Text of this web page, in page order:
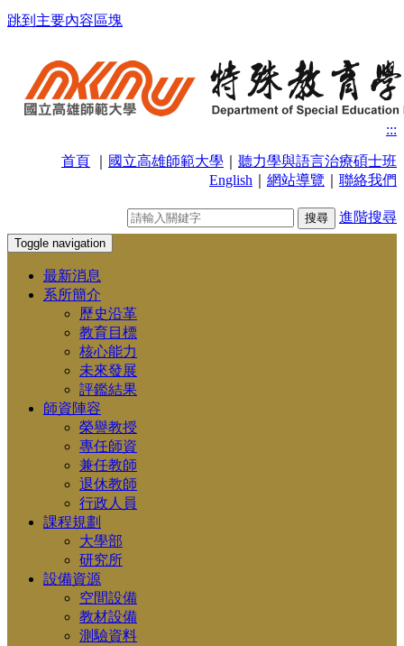
跳到主要內容區塊
:::
首頁 國立高雄師範大學
聽力學與語言治療碩士班
English
網站導覽 聯絡我們
進階搜尋
Toggle navigation
最新消息
系所簡介
歷史沿革
教育目標
核心能力
未來發展
評鑑結果
師資陣容
榮譽教授
專任師資
兼任教師
退休教師
行政人員
課程規劃
大學部
研究所
設備資源
空間設備
教材設備
測驗資料